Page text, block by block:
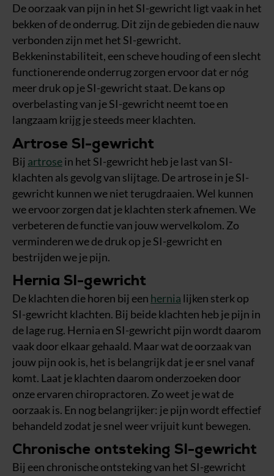
De oorzaak van pijn in het SI-gewricht ligt vaak in het
bekken of de onderrug. Dit zijn de gebieden die nauw
verbonden zijn met het SI-gewricht.
Bekkeninstabiliteit, een scheve houding of een slecht
functionerende onderrug zorgen ervoor dat er nóg
meer druk op je SI-gewricht staat. De kans op
overbelasting van je SI-gewricht neemt toe en
langzaam krijg je steeds meer klachten.
Artrose SI-gewricht
Bij artrosein het SI-gewricht heb je last van SI-
klachten als gevolg van slijtage. De artrose in je SI-
gewricht kunnen we niet terugdraaien. Wel kunnen
we ervoor zorgen dat je klachten sterk afnemen. We
verbeteren de functie van jouw wervelkolom. Zo
verminderen we de druk op je SI-gewricht en
bestrijden we je pijn.
Hernia SI-gewricht
De klachten die horen bij een hernia lijken sterk op
SI-gewricht klachten. Bij beide klachten heb je pijn in
de lage rug. Hernia en SI-gewricht pijn wordt daarom
vaak door elkaar gehaald. Maar wat de oorzaak van
jouw pijn ook is, het is belangrijk dat je er snel vanaf
komt. Laat je klachten daarom onderzoeken door
onze ervaren chiropractoren. Zo weet je wat de
oorzaak is. En nog belangrijker: je pijn wordt effectief
behandeld zodat je snel weer vrijuit kunt bewegen.
Chronische ontsteking SI-gewricht
Bij een chronische ontsteking van het SI-gewricht